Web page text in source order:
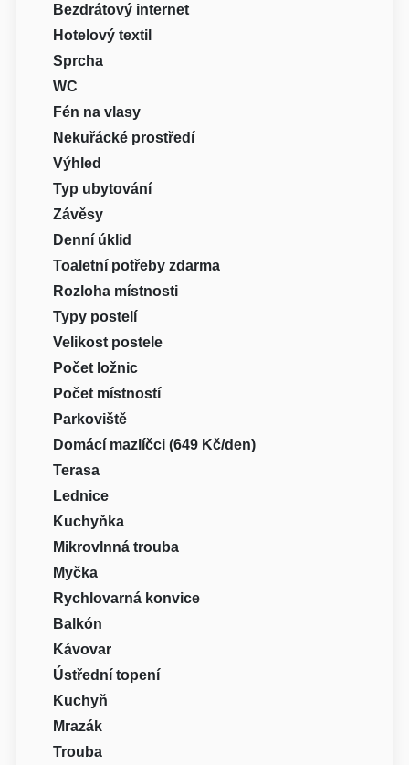
Bezdrátový internet
Hotelový textil
Sprcha
WC
Fén na vlasy
Nekuřácké prostředí
Výhled
Typ ubytování
Závěsy
Denní úklid
Toaletní potřeby zdarma
Rozloha místnosti
Typy postelí
Velikost postele
Počet ložnic
Počet místností
Parkoviště
Domácí mazlíčci (649 Kč/den)
Terasa
Lednice
Kuchyňka
Mikrovlnná trouba
Myčka
Rychlovarná konvice
Balkón
Kávovar
Ústřední topení
Kuchyň
Mrazák
Trouba